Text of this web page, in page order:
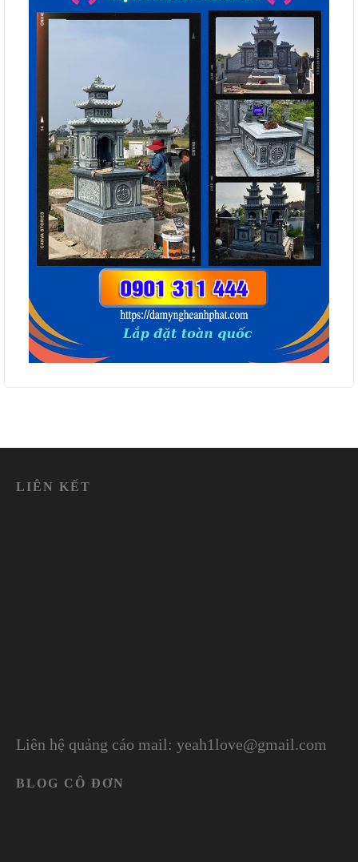
LIÊN KẾT
Liên hệ quảng cáo mail: yeah1love@gmail.com
BLOG CÔ ĐƠN